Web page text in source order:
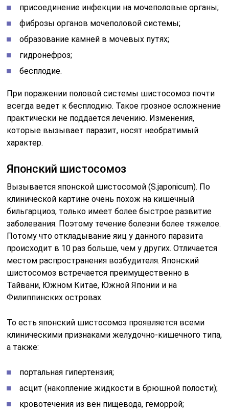
присоединение инфекции на мочеполовые органы;
фиброзы органов мочеполовой системы;
образование камней в мочевых путях;
гидронефроз;
бесплодие.
При поражении половой системы шистосомоз почти
всегда ведет к бесплодию. Такое грозное осложнение
практически не поддается лечению. Изменения,
которые вызывает паразит, носят необратимый
характер.
Японский шистосомоз
Вызывается японской шистосомой (S.japonicum). По
клинической картине очень похож на кишечный
бильгарциоз, только имеет более быстрое развитие
заболевания. Поэтому течение болезни более тяжелое.
Потому что откладывание яиц у данного паразита
происходит в 10 раз больше, чем у других. Отличается
местом распространения возбудителя. Японский
шистосомоз встречается преимущественно в
Тайвани, Южном Китае, Южной Японии и на
Филиппинских островах.
То есть японский шистосомоз проявляется всеми
клиническими признаками желудочно-кишечного типа,
а также:
портальная гипертензия;
асцит (накопление жидкости в брюшной полости);
кровотечения из вен пищевода, геморрой;